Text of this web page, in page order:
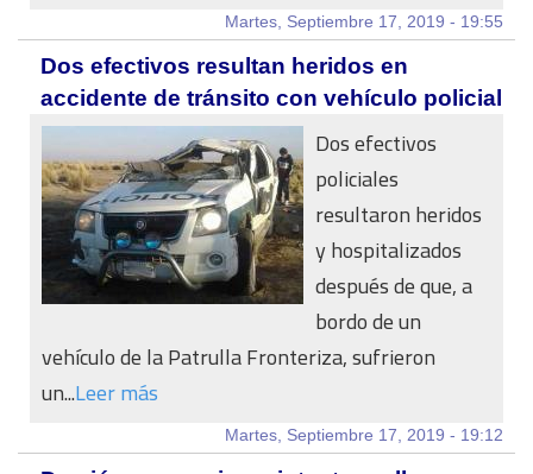
Martes, Septiembre 17, 2019 - 19:55
Dos efectivos resultan heridos en
accidente de tránsito con vehículo policial
Dos efectivos
policiales
resultaron heridos
y hospitalizados
después de que, a
bordo de un
vehículo de la Patrulla Fronteriza, sufrieron
un...Leer más
Martes, Septiembre 17, 2019 - 19:12